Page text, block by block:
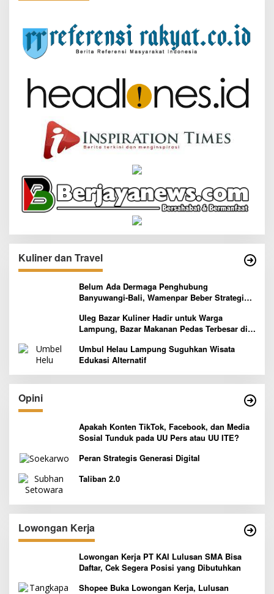
Kuliner dan Travel
Belum Ada Dermaga Penghubung
Banyuwangi-Bali, Wamenpar Beber Strategi
Uleg Bazar Kuliner Hadir untuk Warga
Lampung, Bazar Makanan Pedas Terbesar di
Umbul Helau Lampung Suguhkan Wisata
Edukasi Alternatif
Opini
Apakah Konten TikTok, Facebook, dan Media
Sosial Tunduk pada UU Pers atau UU ITE?
Peran Strategis Generasi Digital
Taliban 2.0
Lowongan Kerja
Lowongan Kerja PT KAI Lulusan SMA Bisa
Daftar, Cek Segera Posisi yang Dibutuhkan
Shopee Buka Lowongan Kerja, Lulusan